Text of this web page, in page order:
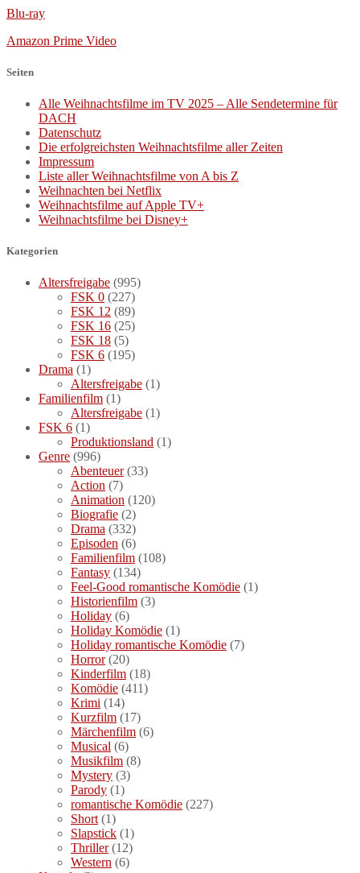
Blu-ray
Amazon Prime Video
Seiten
Alle Weihnachtsfilme im TV 2025 – Alle Sendetermine für
DACH
Datenschutz
Die erfolgreichsten Weihnachtsfilme aller Zeiten
Impressum
Liste aller Weihnachtsfilme von A bis Z
Weihnachten bei Netflix
Weihnachtsfilme auf Apple TV+
Weihnachtsfilme bei Disney+
Kategorien
Altersfreigabe (995)
FSK 0 (227)
FSK 12 (89)
FSK 16 (25)
FSK 18 (5)
FSK 6 (195)
Drama (1)
Altersfreigabe (1)
Familienfilm (1)
Altersfreigabe (1)
FSK 6 (1)
Produktionsland (1)
Genre (996)
Abenteuer(33)
Action (7)
Animation (120)
Biografie (2)
Drama (332)
Episoden (6)
Familienfilm (108)
Fantasy (134)
Feel-Good romantische Komödie (1)
Historienfilm (3)
Holiday (6)
Holiday Komödie (1)
Holiday romantische Komödie (7)
Horror(20)
Kinderfilm (18)
Komödie (411)
Krimi (14)
Kurzfilm (17)
Märchenfilm (6)
Musical (6)
Musikfilm (8)
Mystery (3)
Parody (1)
romantische Komödie (227)
Short (1)
Slapstick (1)
Thriller(12)
Western (6)